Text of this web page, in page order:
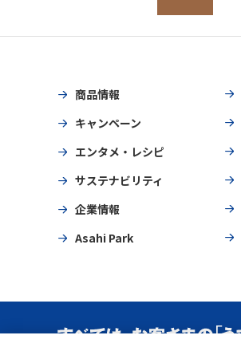
商品情報
キャンペーン
エンタメ・レシピ
サステナビリティ
企業情報
Asahi Park